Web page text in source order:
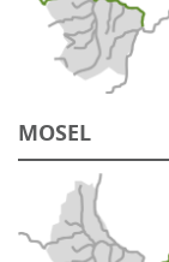
MOSEL